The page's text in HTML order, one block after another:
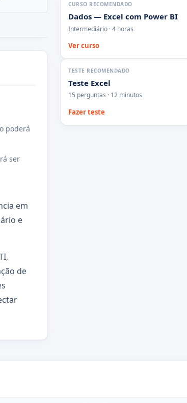
poderá
ser
em
e
de
CURSO RECOMENDADO
Dados — Excel com Power BI
Intermediário · 4 horas
Ver curso
TESTE RECOMENDADO
Teste Excel
15 perguntas · 12 minutos
Fazer teste